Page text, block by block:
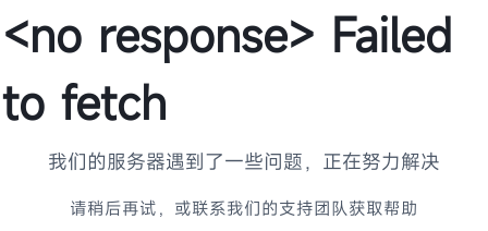
<no response> Failed
to fetch
我们的服务器遇到了一些问题，正在努力解决
请稍后再试，或联系我们的支持团队获取帮助